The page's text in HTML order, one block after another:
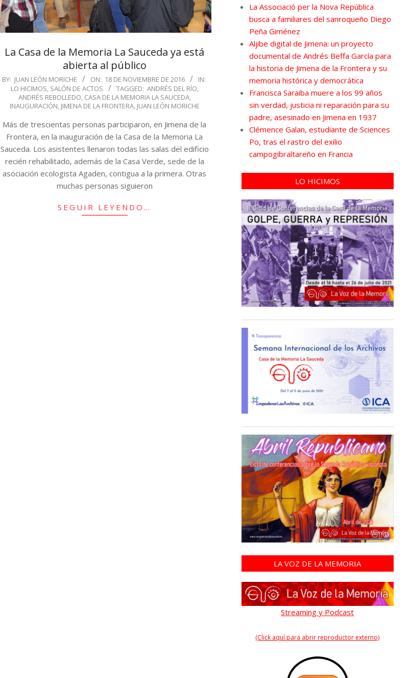
La Casa de la Memoria La Sauceda ya está
abierta al público
2016-
BY: JUAN LEÓN MORICHE ON: 18 DE NOVIEMBRE DE 2016
IN:
LO HICIMOS, SALÓN DE ACTOS TAGGED: ANDRÉS DEL RÍO,
ANDRÉS REBOLLEDO, CASA DE LA MEMORIA LA SAUCEDA,
INAUGURACIÓN, JIMENA DE LA FRONTERA, JUAN LEÓN MORICHE
Más de trescientas personas participaron, en Jimena de la
Frontera, en la inauguración de la Casa de la Memoria La
Sauceda. Los asistentes llenaron todas las salas del edificio
recién rehabilitado, además de la Casa Verde, sede de la
asociación ecologista Agaden, contigua a la primera. Otras
muchas personas siguieron
SEGUIR LEYENDO…
La Associació per la Nova República
busca a familiares del sanroqueño Diego
Peña Giménez
Aljibe digital de Jimena: un proyecto
documental de Andrés Beffa García para
la historia de Jimena de la Frontera y su
memoria histórica y democrática
Francisca Saraiba muere a los 99 años
sin verdad, justicia ni reparación para su
padre, asesinado en Jimena en 1937
Clémence Galan, estudiante de Sciences
Po, tras el rastro del exilio
campogibraltareño en Francia
LO HICIMOS
LA VOZ DE LA MEMORIA
Streaming y Podcast
(Click aquí para abrir reproductor externo)